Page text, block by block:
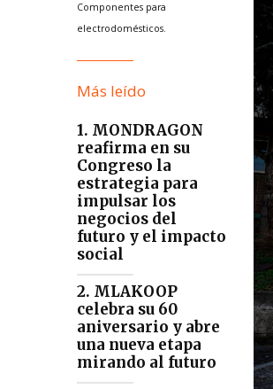
Componentes para
electrodomésticos.
Más leído
1. MONDRAGON
reafirma en su
Congreso la
estrategia para
impulsar los
negocios del
futuro y el impacto
social
2. MLAKOOP
celebra su 60
aniversario y abre
una nueva etapa
mirando al futuro